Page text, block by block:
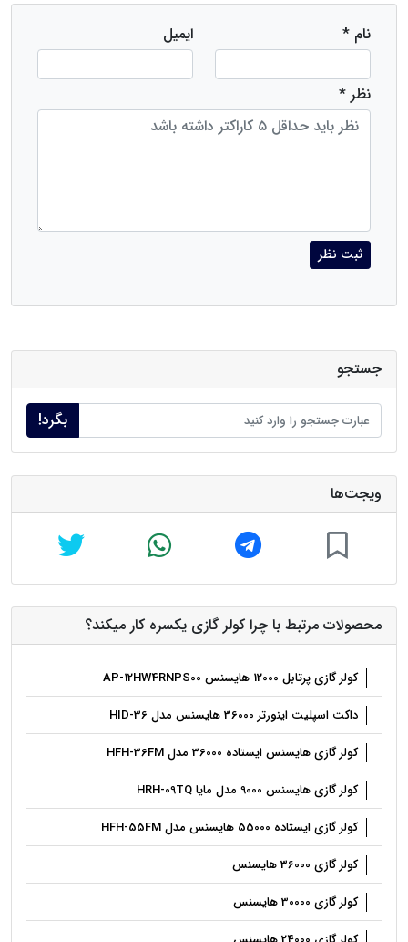
نام * ایمیل
نظر *
ثبت نظر
جستجو
بگرد!
ویجت‌ها
محصولات مرتبط با چرا کولر گازی یکسره کار میکند؟
کولر گازی پرتابل 12000 هایسنس AP-12HW4RNPS00
داکت اسپلیت اینورتر 36000 هایسنس مدل HID-36
کولر گازی هایسنس ایستاده 36000 مدل HFH-36FM
کولر گازی هایسنس 9000 مدل مایا HRH-09TQ
کولر گازی ایستاده 55000 هایسنس مدل HFH-55FM
کولر گازی 36000 هایسنس
کولر گازی 30000 هایسنس